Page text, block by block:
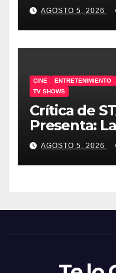
AGOSTO 5, 2026
CINE ENTRETENIMIENTO
TV SHOWS
Crítica de
Presenta:
SINAGOSTO 5, 2026